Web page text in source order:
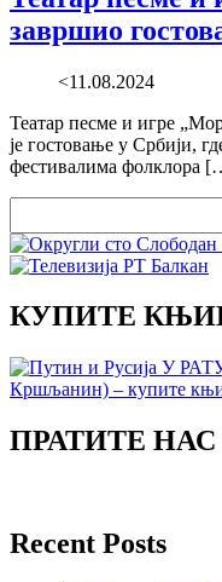
завршио
<11.08.2024
Театар песме и игре
је гостовање у Србији,
фестивалима фолклора
КУПИТЕ
ПРАТИТЕ
Recent Posts